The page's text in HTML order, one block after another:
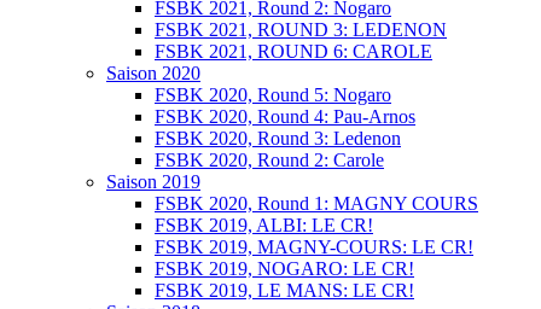
FSBK 2021, Round 2: Nogaro
FSBK 2021, ROUND 3: LEDENON
FSBK 2021, ROUND 6: CAROLE
Saison 2020
FSBK 2020, Round 5: Nogaro
FSBK 2020, Round 4: Pau-Arnos
FSBK 2020, Round 3: Ledenon
FSBK 2020, Round 2: Carole
Saison 2019
FSBK 2020, Round 1: MAGNY COURS
FSBK 2019, ALBI: LE CR!
FSBK 2019, MAGNY-COURS: LE CR!
FSBK 2019, NOGARO: LE CR!
FSBK 2019, LE MANS: LE CR!